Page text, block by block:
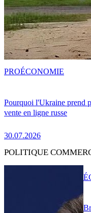
Pourquoi l'Ukraine prend
vente en ligne russe
30.07.2026
PROÉCONOMIE
POLITIQUE